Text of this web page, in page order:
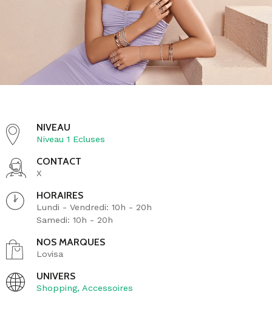
NIVEAU
Niveau 1 Ecluses
CONTACT
X
HORAIRES
Lundi - Vendredi: 10h - 20h
Samedi: 10h - 20h
NOS MARQUES
Lovisa
UNIVERS
Shopping, Accessoires